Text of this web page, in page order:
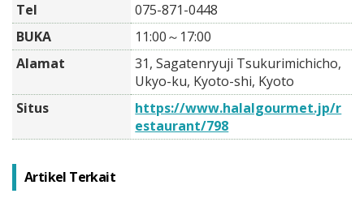
Tel
075-871-0448
BUKA
11:00～17:00
Alamat
31, Sagatenryuji Tsukurimichicho,
Ukyo-ku, Kyoto-shi, Kyoto
Situs
https://www.halalgourmet.jp/r
estaurant/798
Artikel Terkait